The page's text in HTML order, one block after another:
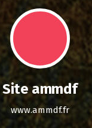
Site ammdf
www.ammdf.fr